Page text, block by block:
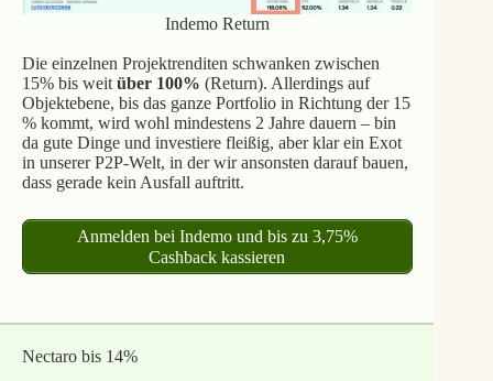
Indemo Return
Die einzelnen Projektrenditen schwanken zwischen
15% bis weit über 100% (Return). Allerdings auf
Objektebene, bis das ganze Portfolio in Richtung der 15
% kommt, wird wohl mindestens 2 Jahre dauern – bin
da gute Dinge und investiere fleißig, aber klar ein Exot
in unserer P2P-Welt, in der wir ansonsten darauf bauen,
dass gerade kein Ausfall auftritt.
Anmelden bei Indemo und bis zu 3,75%
Cashback kassieren
Nectaro bis 14%